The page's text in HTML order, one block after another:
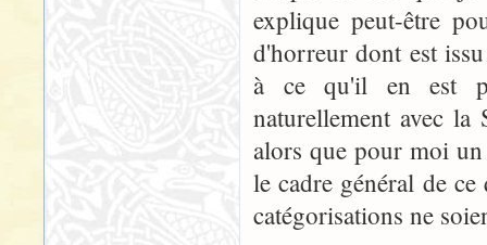
explique peut-être
d'horreur dont est
à ce qu'il en est
naturellement avec
alors que pour moi
le cadre général de
catégorisations ne